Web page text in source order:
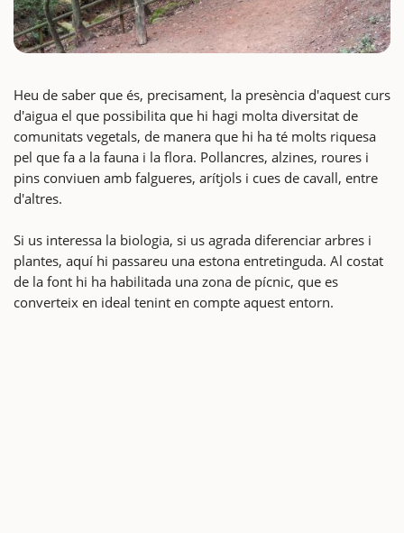
Heu de saber que és, precisament, la presència d'aquest curs
d'aigua el que possibilita que hi hagi molta diversitat de
comunitats vegetals, de manera que hi ha té molts riquesa
pel que fa a la fauna i la flora. Pollancres, alzines, roures i
pins conviuen amb falgueres, arítjols i cues de cavall, entre
d'altres.
Si us interessa la biologia, si us agrada diferenciar arbres i
plantes, aquí hi passareu una estona entretinguda. Al costat
de la font hi ha habilitada una zona de pícnic, que es
converteix en ideal tenint en compte aquest entorn.